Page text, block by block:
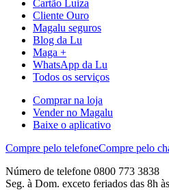
Cartão Luiza
Cliente Ouro
Magalu seguros
Blog da Lu
Maga +
WhatsApp da Lu
Todos os serviços
Comprar na loja
Vender no Magalu
Baixe o aplicativo
Compre pelo telefoneCompre pelo
Número de telefone 0800 773 3838
Seg. à Dom. exceto feriados das 8h